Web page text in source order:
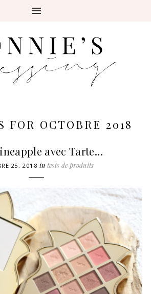
FOR OCTOBRE 2018
avec Tarte...
25, 2018 in tests de produits